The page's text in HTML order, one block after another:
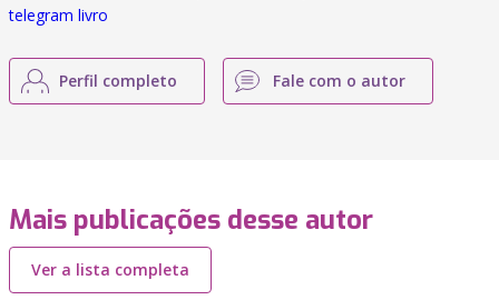
telegram livro
Perfil completo Fale com o autor
Mais publicações desse autor
Ver a lista completa